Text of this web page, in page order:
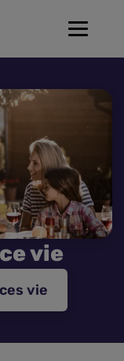
Toggle
vie
vie